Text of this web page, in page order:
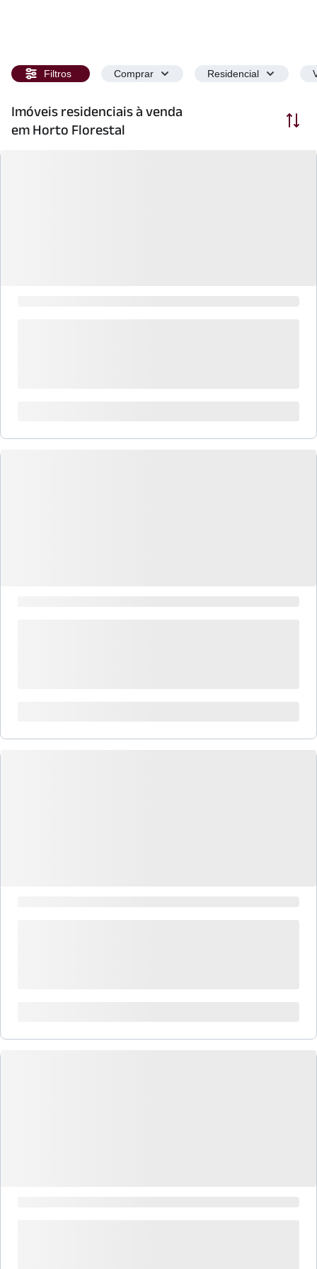
Filtros Comprar Residencial
Imóveis residenciais à venda
em Horto Florestal
Ordenar